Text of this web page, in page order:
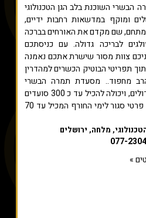
הבשרי השוכנת בלב הגן הטכנולוגי
ומוקף במדשאות רחבות ידיים,
שם מקדם את האורחים בברכה
לבריכה גדולה. עם כניסתכם
צוות מסור שישרת אתכם נאמנה
תפריטי הבוטיק הכשרים למהדרין
מחפוד.. מסעדת תמרה הבשרי
מתאימה לאירועים קטנים וגדולים, ויכולה להכיל עד כ 300 סועדים
במרפסת המהממת או בחדר פרטי סגור לימי החורף המכיל עד 70
077-
»